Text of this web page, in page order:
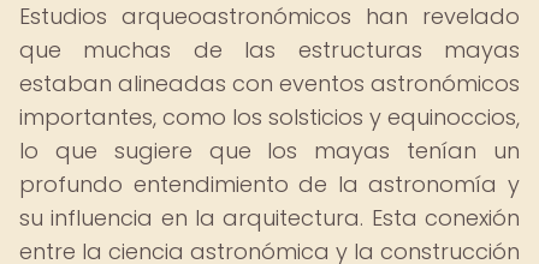
Estudios arqueoastronómicos han revelado
que muchas de las estructuras mayas
estaban alineadas con eventos astronómicos
importantes, como los solsticios y equinoccios,
lo que sugiere que los mayas tenían un
profundo entendimiento de la astronomía y
su influencia en la arquitectura. Esta conexión
entre la ciencia astronómica y la construcción